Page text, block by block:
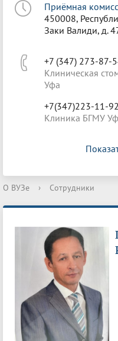
Приёмная
450008,
Заки Валиди, д.
+7 (347) 273-87-
Клиническая
Уфа
+7(347)223-11-92
Клиника БГМУ
О ВУЗе › Сотрудники